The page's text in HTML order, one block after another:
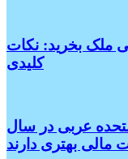
ملک بخرید: نکات
کلیدی
متحده عربی در سال